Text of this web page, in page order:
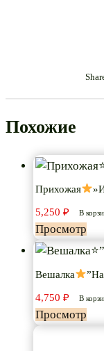
Похожие
Прихожая
5,250 ₽ В
Просмотр
Вешалка
4,750 ₽ В
Просмотр